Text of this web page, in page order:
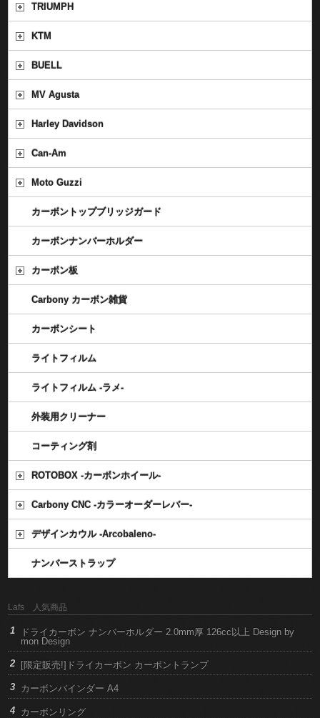
TRIUMPH
KTM
BUELL
MV Agusta
Harley Davidson
Can-Am
Moto Guzzi
カーボントップブリッジガード
カーボンナンバーホルダー
カーボン板
Carbony カーボン雑貨
カーボンシート
ライトフィルム
ライトフィルム -ラメ-
外装用クリーナー
コーティング剤
ROTOBOX -カーボンホイール-
Carbony CNC -カラーオーダーレバー-
デザインカウル -Arcobaleno-
ナンバーストラップ
Lafs 人気商品
ドライカーボン ナンバーホルダー 2.0mm厚 126cc以上 Design by
mon Design
[限定販売!]ドライカーボン カーボントランプ
カーボンバインダー A4
カーボンリング